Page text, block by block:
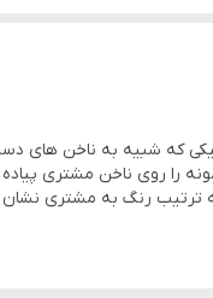
که شبیه به ناخن های
ترتیب رنگ به مشتری